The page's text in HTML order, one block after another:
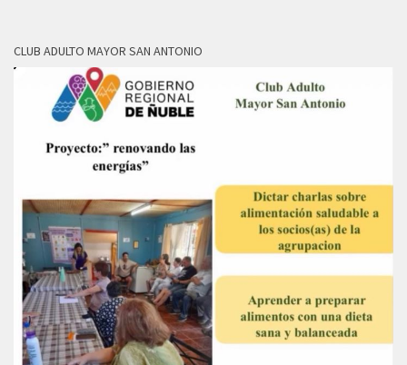
CLUB ADULTO MAYOR SAN ANTONIO